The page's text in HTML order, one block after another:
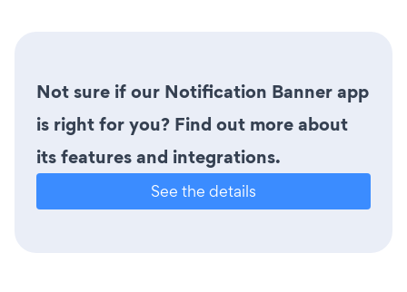
Not sure if our Notification Banner app
is right for you? Find out more about
its features and integrations.
See the details